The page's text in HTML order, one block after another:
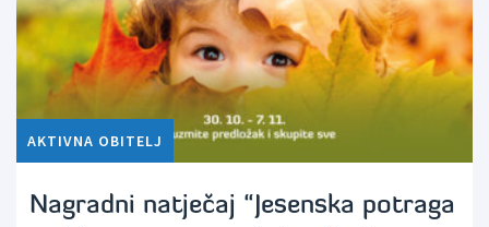
AKTIVNA OBITELJ
Nagradni natječaj “Jesenska potraga